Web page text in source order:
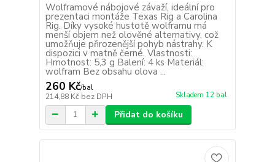
Wolframové nábojové závaží, ideální pro
prezentaci montáže Texas Rig a Carolina
Rig. Díky vysoké hustotě wolframu má
menší objem než olověné alternativy, což
umožňuje přirozenější pohyb nástrahy. K
dispozici v matně černé. Vlastnosti:
Hmotnost: 5,3 g Balení: 4 ks Materiál:
wolfram Bez obsahu olova ...
260 Kč/bal
214,88 Kč bez DPH Skladem 12 bal
Přidat do košíku